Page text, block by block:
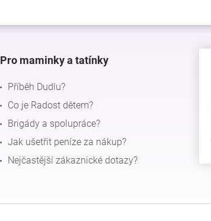
Pro maminky a tatínky
Příběh Dudlu?
Co je Radost dětem?
Brigády a spolupráce?
Jak ušetřit peníze za nákup?
Nejčastější zákaznické dotazy?